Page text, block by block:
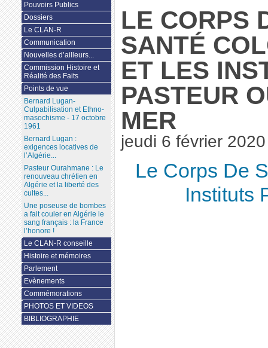
LE CORPS
SANTÉ
ET LES
PASTEUR
MER
jeudi 6 février 2020
Le Corps De
Instituts
Pouvoirs Publics
Dossiers
Le CLAN-R
Communication
Nouvelles d’ailleurs...
Commission Histoire et
Réalité des Faits
Points de vue
Bernard Lugan-
Culpabilisation et Ethno-
masochisme - 17 octobre
1961
Bernard Lugan :
exigences locatives de
l’Algérie...
Pasteur Ourahmane : Le
renouveau chrétien en
Algérie et la liberté des
cultes...
Une poseuse de bombes
a fait couler en Algérie le
sang français : la France
l’honore !
Le CLAN-R conseille
Histoire et mémoires
Parlement
Evènements
Commémorations
PHOTOS ET VIDEOS
BIBLIOGRAPHIE